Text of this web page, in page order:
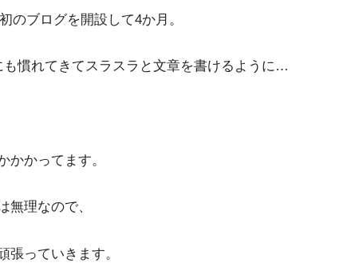
のブログを開設して4か月。
慣れてきてスラスラと文章を書けるように…
かかってます。
無理なので、
張っていきます。